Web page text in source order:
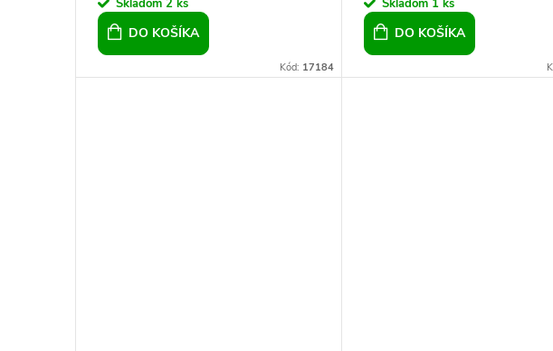
Skladom 2 ks
DO KOŠÍKA
Kód: 17184
Skladom 1 ks
DO KOŠÍKA